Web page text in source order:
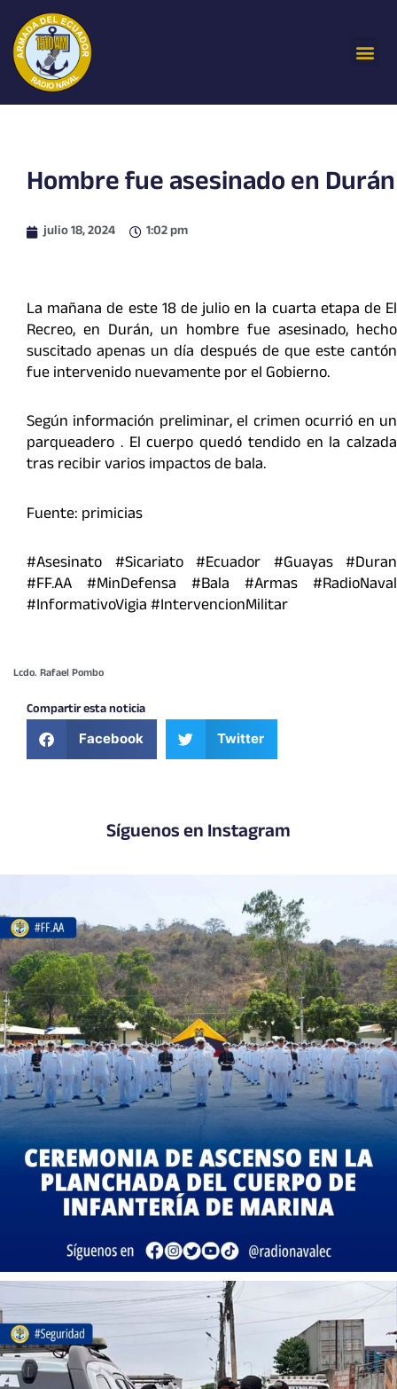
contenido
Hombre fue asesinado en Durán
julio 18, 2024 1:02 pm
La mañana de este 18 de julio en la cuarta etapa de El
Recreo, en Durán, un hombre fue asesinado, hecho
suscitado apenas un día después de que este cantón
fue intervenido nuevamente por el Gobierno.
Según información preliminar, el crimen ocurrió en un
parqueadero . El cuerpo quedó tendido en la calzada
tras recibir varios impactos de bala.
Fuente: primicias
#Asesinato #Sicariato #Ecuador #Guayas #Duran
#FF.AA #MinDefensa #Bala #Armas #RadioNaval
#InformativoVigia #IntervencionMilitar
Lcdo. Rafael Pombo
Compartir esta noticia
Facebook Twitter
Síguenos en Instagram